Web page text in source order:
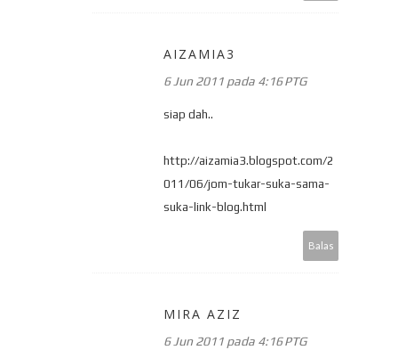
AIZAMIA3
6 Jun 2011 pada 4:16 PTG
siap dah..
http://aizamia3.blogspot.com/2
011/06/jom-tukar-suka-sama-
suka-link-blog.html
Balas
MIRA AZIZ
6 Jun 2011 pada 4:16 PTG